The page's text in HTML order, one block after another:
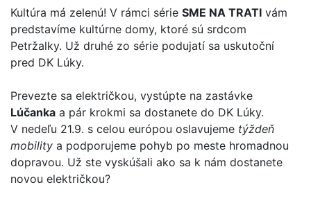
Kultúra má zelenú! V rámci série SME NA TRATI vám
predstavíme kultúrne domy, ktoré sú srdcom
Petržalky. Už druhé zo série podujatí sa uskutoční
pred DK Lúky.
Prevezte sa električkou, vystúpte na zastávke
Lúčanka a pár krokmi sa dostanete do DK Lúky.
V nedeľu 21.9. s celou európou oslavujeme týždeň
mobility a podporujeme pohyb po meste hromadnou
dopravou. Už ste vyskúšali ako sa k nám dostanete
novou električkou?